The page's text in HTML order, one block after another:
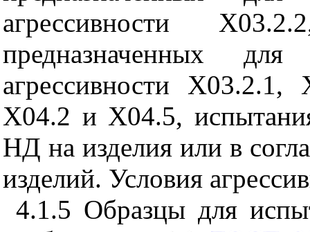
агрессивности
предназначенных
агрессивности
Х04.2 и Х04.5,
НД на изделия или в
изделий. Условия
4.1.5 Образцы для